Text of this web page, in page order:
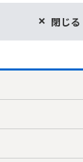
閉じる